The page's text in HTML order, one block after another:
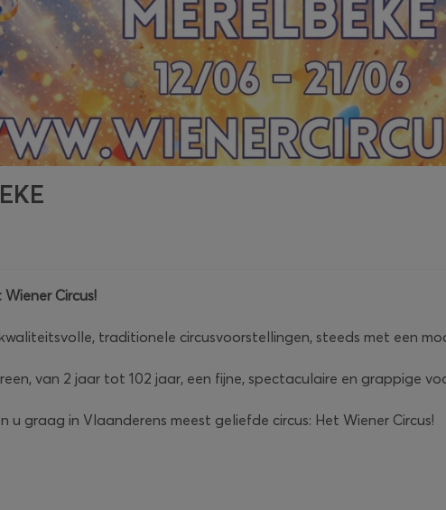
Circus!
traditionele circusvoorstellingen, steeds met een
van 2 jaar tot 102 jaar, een fijne, spectaculaire en grappige
u graag in Vlaanderens meest geliefde circus: Het Wiener Circus!